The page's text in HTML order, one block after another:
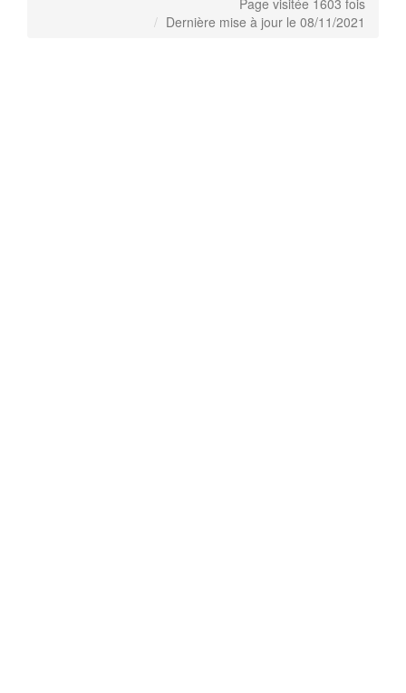
Dernière mise à jour le 08/11/2021